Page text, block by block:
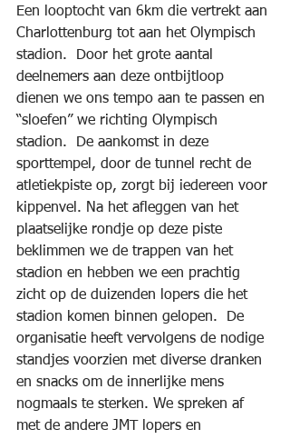
Een looptocht van 6km die vertrekt aan
Charlottenburg tot aan het Olympisch
stadion.  Door het grote aantal
deelnemers aan deze ontbijtloop
dienen we ons tempo aan te passen en
“sloefen” we richting Olympisch
stadion.  De aankomst in deze
sporttempel, door de tunnel recht de
atletiekpiste op, zorgt bij iedereen voor
kippenvel. Na het afleggen van het
plaatselijke rondje op deze piste
beklimmen we de trappen van het
stadion en hebben we een prachtig
zicht op de duizenden lopers die het
stadion komen binnen gelopen.  De
organisatie heeft vervolgens de nodige
standjes voorzien met diverse dranken
en snacks om de innerlijke mens
nogmaals te sterken. We spreken af
met de andere JMT lopers en